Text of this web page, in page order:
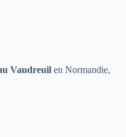
Vaudreuilen Normandie,